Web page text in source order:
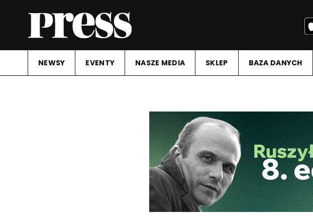
NEWSY EVENTY NASZE MEDIA SKLEP BAZA DANYCH